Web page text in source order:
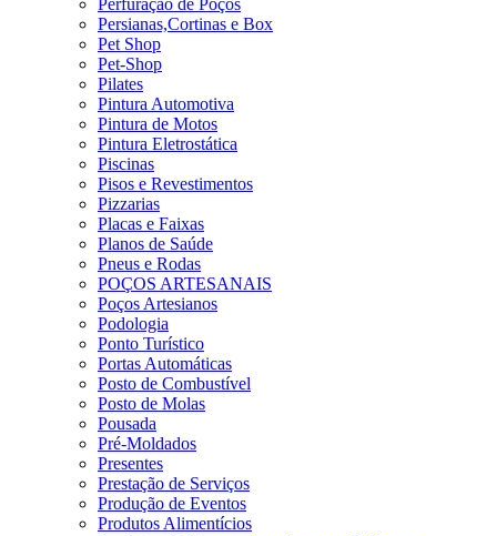
Perfuração de Poços
Persianas,Cortinas e Box
Pet Shop
Pet-Shop
Pilates
Pintura Automotiva
Pintura de Motos
Pintura Eletrostática
Piscinas
Pisos e Revestimentos
Pizzarias
Placas e Faixas
Planos de Saúde
Pneus e Rodas
POÇOS ARTESANAIS
Poços Artesianos
Podologia
Ponto Turístico
Portas Automáticas
Posto de Combustível
Posto de Molas
Pousada
Pré-Moldados
Presentes
Prestação de Serviços
Produção de Eventos
Produtos Alimentícios